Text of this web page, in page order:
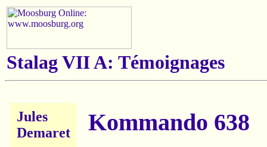
Stalag VII A: Témoignages
Jules
Demaret
Kommando 638